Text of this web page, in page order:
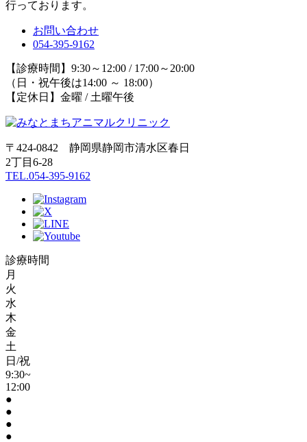
行っております。
お問い合わせ
054-395-9162
【診療時間】9:30～12:00 / 17:00～20:00
（日・祝午後は14:00 ～ 18:00）
【定休日】金曜 / 土曜午後
〒424-0842 静岡県静岡市清水区春日
2丁目6-28
TEL.054-395-9162
診療時間
月
火
水
木
金
土
日/祝
9:30~
12:00
●
●
●
●